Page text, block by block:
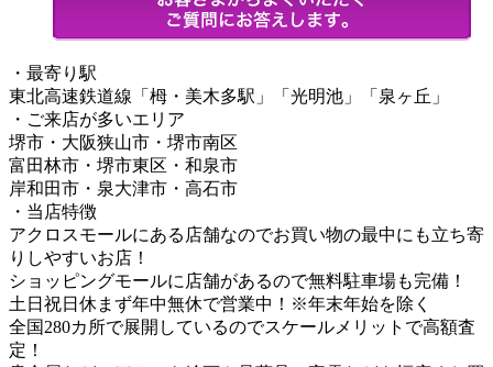
・最寄り駅
東北高速鉄道線「栂・美木多駅」「光明池」「泉ヶ丘」
・ご来店が多いエリア
堺市・大阪狭山市・堺市南区
富田林市・堺市東区・和泉市
岸和田市・泉大津市・高石市
・当店特徴
アクロスモールにある店舗なのでお買い物の最中にも立ち寄
りしやすいお店！
ショッピングモールに店舗があるので無料駐車場も完備！
土日祝日休まず年中無休で営業中！※年末年始を除く
全国280カ所で展開しているのでスケールメリットで高額査
定！